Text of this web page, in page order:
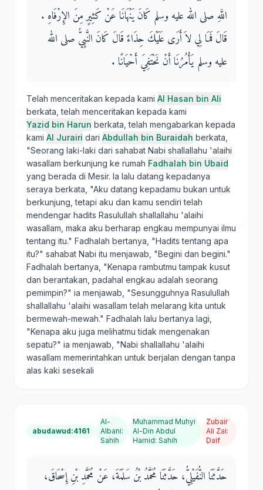
اللَّهِ صلى الله عليه وسلم كَانَ يَنْهَانَا عَنْ كَثِيرٍ مِنَ الإِرْفَاهِ ‏.‏
قَالَ فَمَا لِي لاَ أَرَى عَلَيْكَ حِذَاءً قَالَ كَانَ النَّبِيُّ صلى الله
عليه وسلم يَأْمُرُنَا أَنْ نَحْتَفِيَ أَحْيَانًا ‏.‏
Telah menceritakan kepada kami Al Hasan bin Ali
berkata, telah menceritakan kepada kami
Yazid bin Harun berkata, telah mengabarkan kepada
kami Al Jurairi dari Abdullah bin Buraidah berkata,
"Seorang laki-laki dari sahabat Nabi shallallahu 'alaihi
wasallam berkunjung ke rumah Fadhalah bin Ubaid
yang berada di Mesir. Ia lalu datang kepadanya
seraya berkata, "Aku datang kepadamu bukan untuk
berkunjung, tetapi aku dan kamu sendiri telah
mendengar hadits Rasulullah shallallahu 'alaihi
wasallam, maka aku berharap engkau mempunyai ilmu
tentang itu." Fadhalah bertanya, "Hadits tentang apa
itu?" sahabat Nabi itu menjawab, "Begini dan begini."
Fadhalah bertanya, "Kenapa rambutmu tampak kusut
dan berantakan, padahal engkau adalah seorang
pemimpin?" ia menjawab, "Sesungguhnya Rasulullah
shallallahu 'alaihi wasallam telah melarang kita untuk
bermewah-mewah." Fadhalah lalu bertanya lagi,
"Kenapa aku juga melihatmu tidak mengenakan
sepatu?" ia menjawab, "Nabi shallallahu 'alaihi
wasallam memerintahkan untuk berjalan dengan tanpa
alas kaki sesekali
abudawud:4161
Al-
Albani:
Sahih
Muhammad Muhyi
Al-Din Abdul
Hamid: Sahih
Zubair
Ali Zai:
Daif
حَدَّثَنَا النُّفَيْلِيُّ، حَدَّثَنَا مُحَمَّدُ بْنُ سَلَمَةَ، عَنْ مُحَمَّدِ بْنِ إِسْحَاقَ،